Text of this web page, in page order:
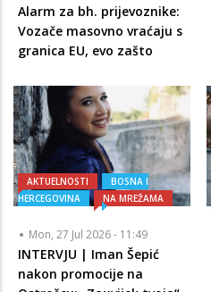
Alarm za bh. prijevoznike:
Vozače masovno vraćaju s
granica EU, evo zašto
AKTUELNOSTI
BOSNA I
HERCEGOVINA
NA MREŽAMA
Mon, 27 Jul 2026 - 11:49
INTERVJU | Iman Šepić
nakon promocije na